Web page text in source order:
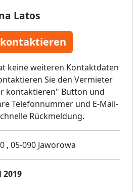
Latos
keine weiteren Kontaktdaten
Sie den Vermieter
kontaktieren" Button und
Telefonnummer und E-Mail-
Rückmeldung.
, 05-090 Jaworowa
2019